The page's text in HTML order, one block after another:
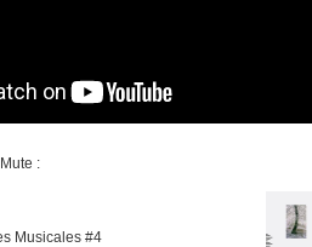
:
Musicales #4